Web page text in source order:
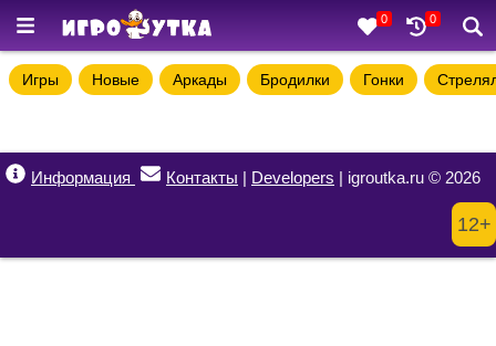
0 0
Игры Новые Аркады Бродилки Гонки
Информация Контакты | Developers | igroutka.ru © 2026
12+